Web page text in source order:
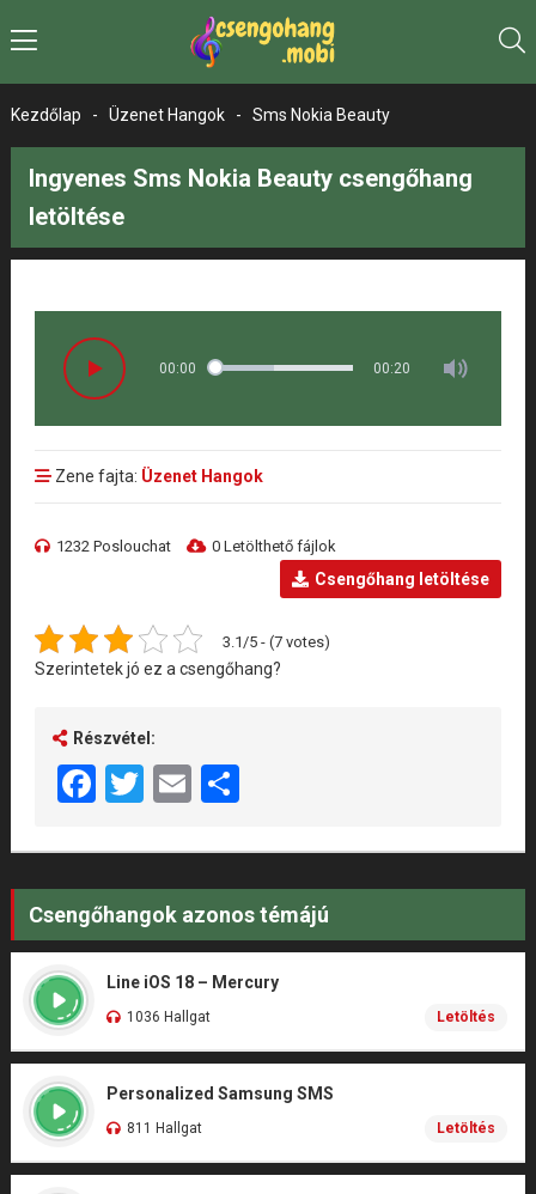
Kezdőlap - Üzenet Hangok - Sms Nokia Beauty
Ingyenes Sms Nokia Beauty csengőhang
letöltése
00:00 00:20
Zene fajta: Üzenet Hangok
1232 Poslouchat 0 Letölthető fájlok
Csengőhang letöltése
3.1/5 - (7 votes)
Szerintetek jó ez a csengőhang?
Részvétel:
Facebook
Twitter
EmailShare
Csengőhangok azonos témájú
Line iOS 18 – Mercury
1036 Hallgat Letöltés
Personalized Samsung SMS
811 Hallgat Letöltés